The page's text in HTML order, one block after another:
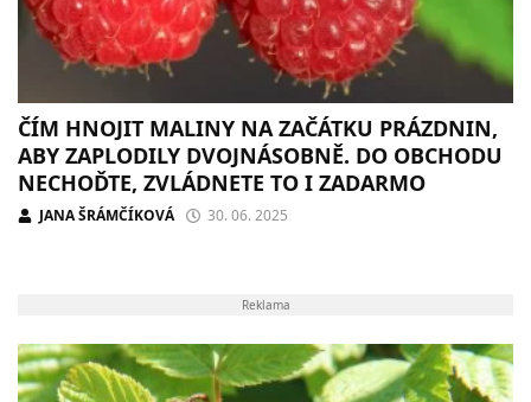
ČÍM HNOJIT MALINY NA ZAČÁTKU PRÁZDNIN,
ABY ZAPLODILY DVOJNÁSOBNĚ. DO OBCHODU
NECHOĎTE, ZVLÁDNETE TO I ZADARMO
JANA ŠRÁMČÍKOVÁ 30. 06. 2025
Reklama